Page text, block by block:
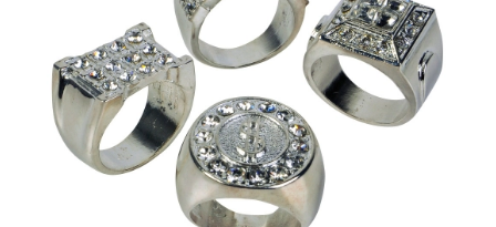
Les plus populaires
Liquidations
FAQ